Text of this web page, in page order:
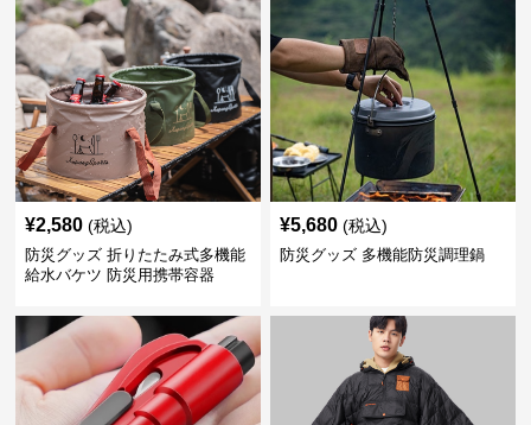
¥2,580 (税込)
防災グッズ 折りたたみ式多機能
給水バケツ 防災用携帯容器
¥5,680 (税込)
防災グッズ 多機能防災調理鍋